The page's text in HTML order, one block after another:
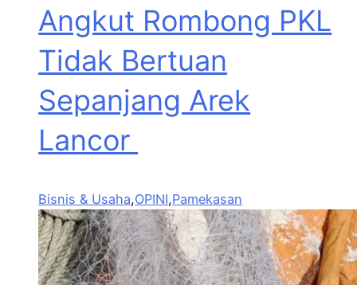
Angkut Rombong PKL
Tidak Bertuan
Sepanjang Arek
Lancor
Bisnis & Usaha,OPINI,Pamekasan